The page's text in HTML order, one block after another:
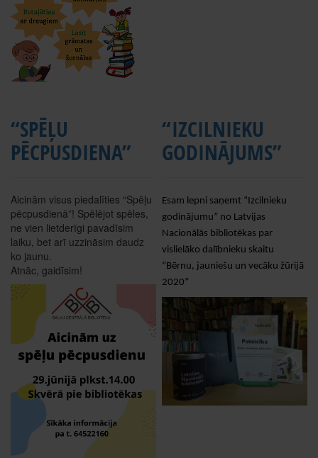
“SPĒĻU
PĒCPUSDIENA”
Aicinām visus piedalīties “Spēļu
pēcpusdienā”! Spēlējot spēles,
ne vien lietderīgi pavadīsim
laiku, bet arī uzzināsim daudz
ko jaunu.
Atnāc, gaidīsim!
“IZCILNIEKU
GODINĀJUMS”
Esam lepni saņemt “Izcilnieku
godinājumu” no Latvijas
Nacionālās bibliotēkas par
vislielāko dalībnieku skaitu
“Bērnu, jauniešu un vecāku žūrijā
2020”